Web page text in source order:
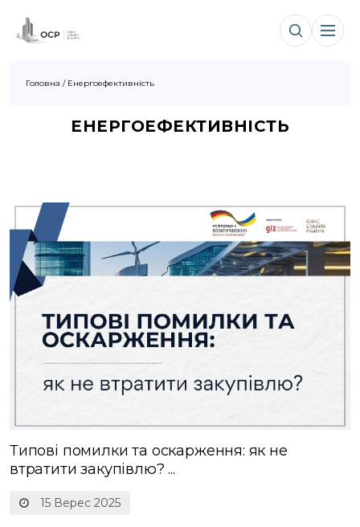
Головна / Енергоефективність
ЕНЕРГОЕФЕКТИВНІСТЬ
15 Верес 2025
Типові помилки та оскарження: як не
втратити закупівлю? ...